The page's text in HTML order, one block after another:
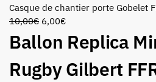
Casque de chantier porte Gobelet
10,00€ 6,00€
Ballon Replica
Rugby Gilbert